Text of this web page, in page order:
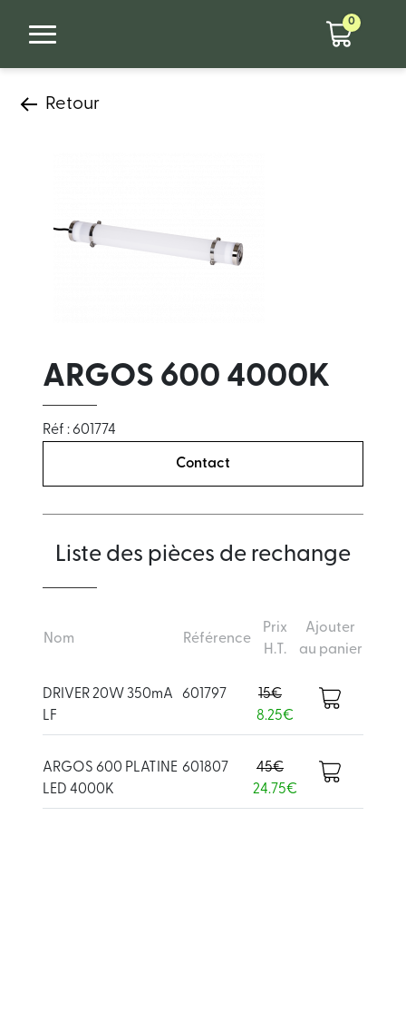
0
Retour
ARGOS 600 4000K
Réf : 601774
Contact
Liste des pièces de rechange
Nom Référence
Prix
H.T.
Ajouter
au panier
DRIVER 20W 350mA
LF
601797
15€
8.25€
ARGOS 600 PLATINE
LED 4000K
601807
45€
24.75€